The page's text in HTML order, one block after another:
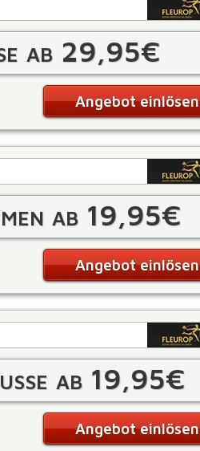
ab 29,95€
Angebot einlösen
ab 19,95€
Angebot einlösen
ab 19,95€
Angebot einlösen